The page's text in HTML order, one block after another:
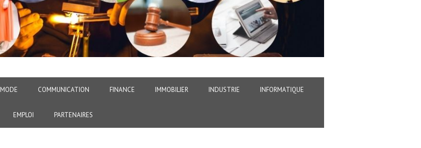
MODE COMMUNICATION FINANCE IMMOBILIER INDUSTRIE INFORMATIQUE
EMPLOI PARTENAIRES